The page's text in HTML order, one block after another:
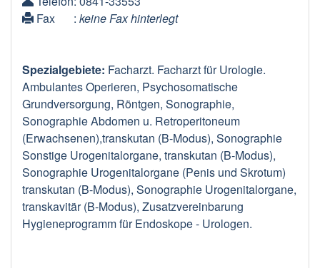
Fax
: keine Fax hinterlegt
Spezialgebiete: Facharzt. Facharzt für Urologie.
Ambulantes Operieren, Psychosomatische
Grundversorgung, Röntgen, Sonographie,
Sonographie Abdomen u. Retroperitoneum
(Erwachsenen),transkutan (B-Modus), Sonographie
Sonstige Urogenitalorgane, transkutan (B-Modus),
Sonographie Urogenitalorgane (Penis und Skrotum)
transkutan (B-Modus), Sonographie Urogenitalorgane,
transkavitär (B-Modus), Zusatzvereinbarung
Hygieneprogramm für Endoskope - Urologen.